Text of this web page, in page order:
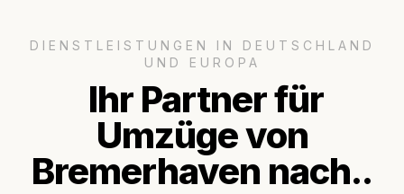
DIENSTLEISTUNGEN IN DEUTSCHLAND
UND EUROPA
Ihr Partner für
Umzüge von
Bremerhaven nach..